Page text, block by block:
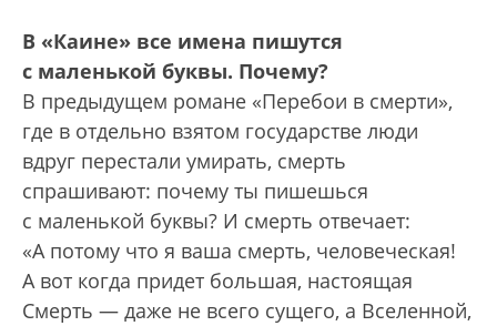
В «Каине» все имена пишутся
с маленькой буквы. Почему?
В предыдущем романе «Перебои в смерти»,
где в отдельно взятом государстве люди
вдруг перестали умирать, смерть
спрашивают: почему ты пишешься
с маленькой буквы? И смерть отвечает:
«А потому что я ваша смерть, человеческая!
А вот когда придет большая, настоящая
Смерть — даже не всего сущего, а Вселенной,